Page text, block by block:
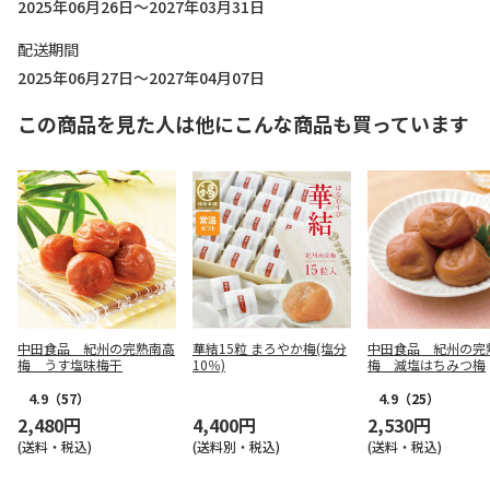
2025年06月26日～2027年03月31日
配送期間
2025年06月27日～2027年04月07日
この商品を見た人は他にこんな商品も買っています
中田食品 紀州の完熟南高
梅 うす塩味梅干
4.9 （57）
2,480円
(送料・税込)
華結15粒 まろやか梅(塩分
10％)
4,400円
(送料別・税込)
中田食品 紀州の完
梅 減塩はちみつ梅
4.9 （25）
2,530円
(送料・税込)